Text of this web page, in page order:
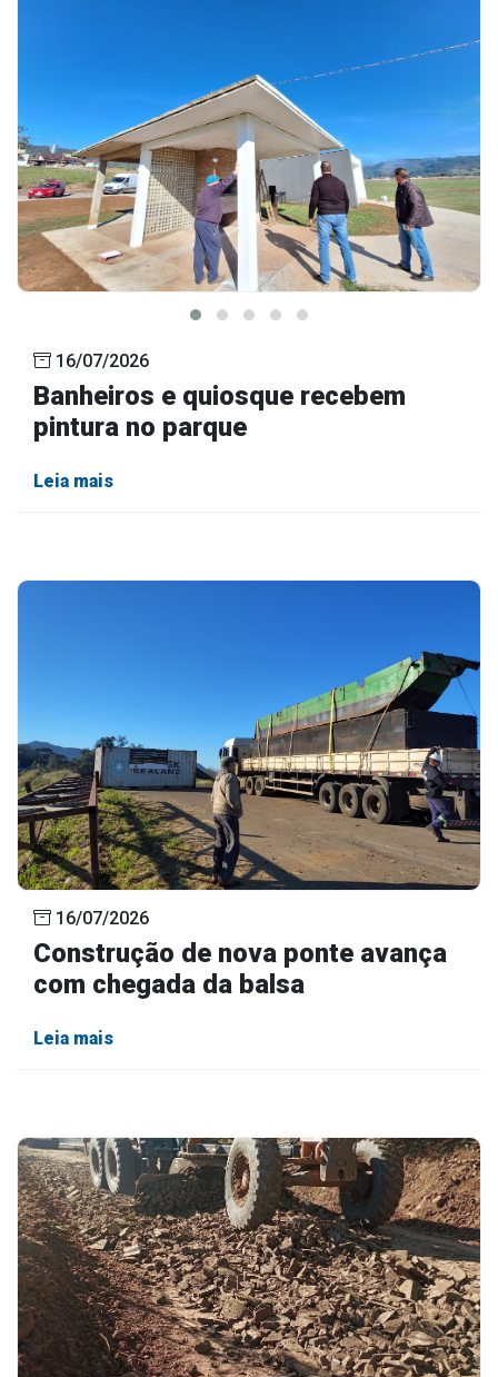
16/07/2026
Banheiros e quiosque recebem
pintura no parque
Leia mais
16/07/2026
Construção de nova ponte avança
com chegada da balsa
Leia mais